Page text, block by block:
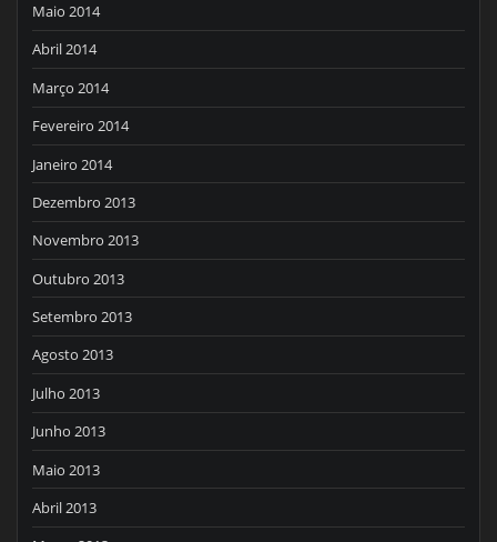
Maio 2014
Abril 2014
Março 2014
Fevereiro 2014
Janeiro 2014
Dezembro 2013
Novembro 2013
Outubro 2013
Setembro 2013
Agosto 2013
Julho 2013
Junho 2013
Maio 2013
Abril 2013